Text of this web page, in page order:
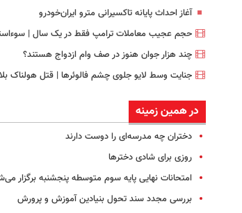
آغاز احداث پایانه تاکسیرانی مترو ایران‌خودرو
حجم عجیب معاملات ترامپ فقط در یک سال |
چند هزار جوان هنوز در صف وام ازدواج هستند؟
جنایت وسط لایو جلوی چشم فالوئرها | قتل هولناک
در همین زمینه
دختران چه مدرسه‌ای را دوست دارند
روزی برای شادی دخترها
امتحانات نهایی پایه سوم متوسطه پنجشنبه برگزار
بررسی مجدد سند تحول بنیادین آموزش و پرورش